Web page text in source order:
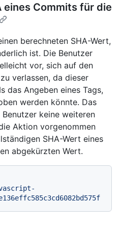
eines Commits für die
berechneten SHA-Wert,
ist. Die Benutzer
vor, sich auf den
verlassen, da dieser
das Angeben eines Tags,
werden könnte. Das
keine weiteren
Aktion vorgenommen
SHA-Wert eines
abgekürzten Wert.